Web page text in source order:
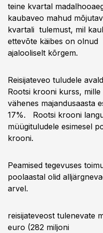
teine kvartal
kaubaveo mahud
kvartali tulemust, mil
ettevõte käibes on olnud
Reisijateveo tuludele
Rootsi krooni kurss,
vähenes majandusaasta
17%. Rootsi krooni
müügituludele esimesel
krooni.
Peamised tegevuses
poolaastal olid
reisijateveost tulenevate
euro (282 miljoni